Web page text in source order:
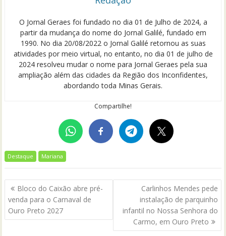
O Jornal Geraes foi fundado no dia 01 de Julho de 2024, a
partir da mudança do nome do Jornal Galilé, fundado em
1990. No dia 20/08/2022 o Jornal Galilé retornou as suas
atividades por meio virtual, no entanto, no dia 01 de julho de
2024 resolveu mudar o nome para Jornal Geraes pela sua
ampliação além das cidades da Região dos Inconfidentes,
abordando toda Minas Gerais.
Compartilhe!
Destaque Mariana
Navegação
de
Post
Bloco do Caixão abre pré-
venda para o Carnaval de
Ouro Preto 2027
Carlinhos Mendes pede
instalação de parquinho
infantil no Nossa Senhora do
Carmo, em Ouro Preto